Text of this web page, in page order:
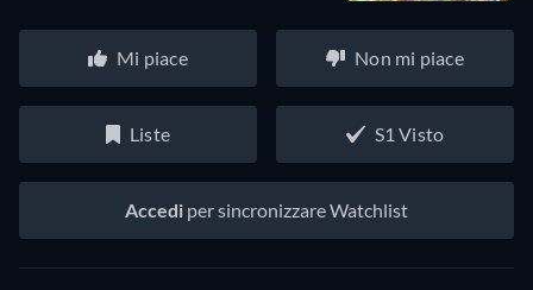
Mi piace Non mi piace
Liste S1 Visto
Accedi per sincronizzare Watchlist